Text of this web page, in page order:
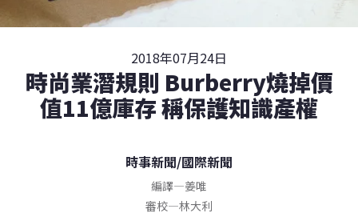
2018年07月24日
時尚業潛規則 Burberry燒掉價
值11億庫存 稱保護知識產權
時事新聞/國際新聞
編譯—姜唯
審校—林大利